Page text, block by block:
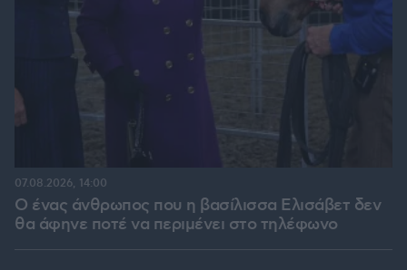
Ο ένας άνθρωπος που η βασίλισσα Ελισάβετ δεν
θα άφηνε ποτέ να περιμένει στο τηλέφωνο
07.08.2026, 14:00